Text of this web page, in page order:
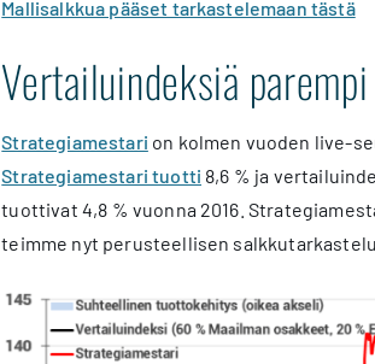
Mallisalkkua pääset tarkastelemaan tästä
Vertailuindeksiä
Strategiamestari on kolmen vuoden live-
Strategiamestari tuotti 8,6 % ja
tuottivat 4,8 % vuonna 2016.
teimme nyt perusteellisen